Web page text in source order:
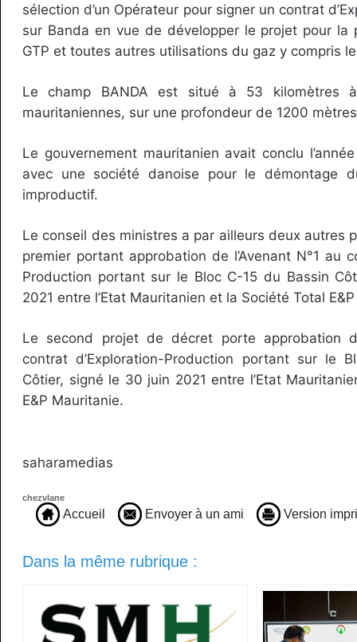
sélection d’un Opérateur pour signer un contrat
sur Banda en vue de développer le projet pour la
GTP et toutes autres utilisations du gaz y compris
Le champ BANDA est situé à 53 kilomètres
mauritaniennes, sur une profondeur de 1200
Le gouvernement mauritanien avait conclu
avec une société danoise pour le démontage
improductif.
Le conseil des ministres a par ailleurs deux autres
premier portant approbation de l’Avenant N°1 au
Production portant sur le Bloc C-15 du Bassin
2021 entre l’Etat Mauritanien et la Société Total
Le second projet de décret porte approbation
contrat d’Exploration-Production portant sur le
Côtier, signé le 30 juin 2021 entre l’Etat
E&P Mauritanie.
saharamedias
chezvlane
Accueil Envoyer à un ami Version
Dans la même rubrique :